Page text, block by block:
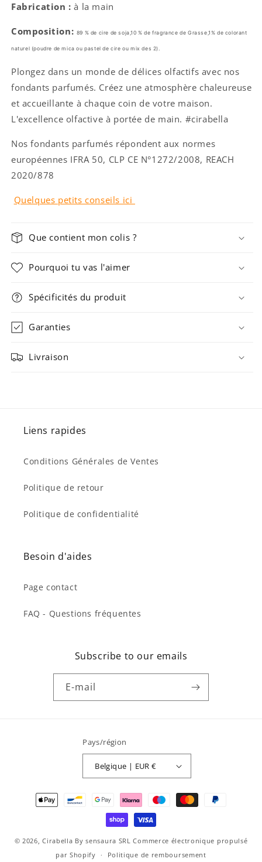
Fabrication :à la main
Composition: 89 % de cire de soja,10 % de fragrance de Grasse,1% de colorant
naturel (poudre de mica ou pastel de cire ou mix des 2).
Plongez dans un monde de délices olfactifs avec nos
fondants parfumés. Créez une atmosphère chaleureuse
et accueillante à chaque coin de votre maison.
L'excellence olfactive à portée de main. #cirabella
Nos fondants parfumés répondent aux normes
européennes IFRA 50, CLP CE N°1272/2008, REACH
2020/878
Quelques petits conseils ici
Que contient mon colis ?
Pourquoi tu vas l'aimer
Spécificités du produit
Garanties
Livraison
Liens rapides
Conditions Générales de Ventes
Politique de retour
Politique de confidentialité
Besoin d'aides
Page contact
FAQ - Questions fréquentes
Subscribe to our emails
E-mail
Pays/région
Belgique | EUR €
Moyens
© 2026,Cirabella By sensaura SRL Commerce électronique propulsé
par Shopify
Politique de remboursement